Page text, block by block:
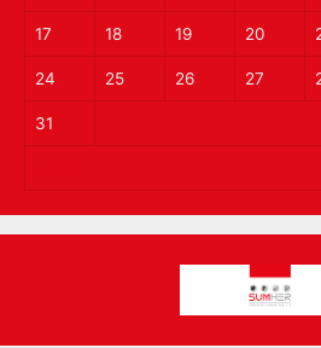
17 18 19 20
24 25 26 27
31